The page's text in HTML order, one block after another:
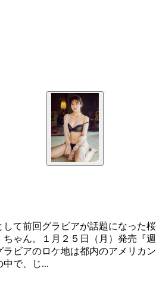
して前回グラビアが話題になった桜
ゃん。１月２５日（月）発売『週
ビアのロケ地は都内のアメリカン
中で、じ...